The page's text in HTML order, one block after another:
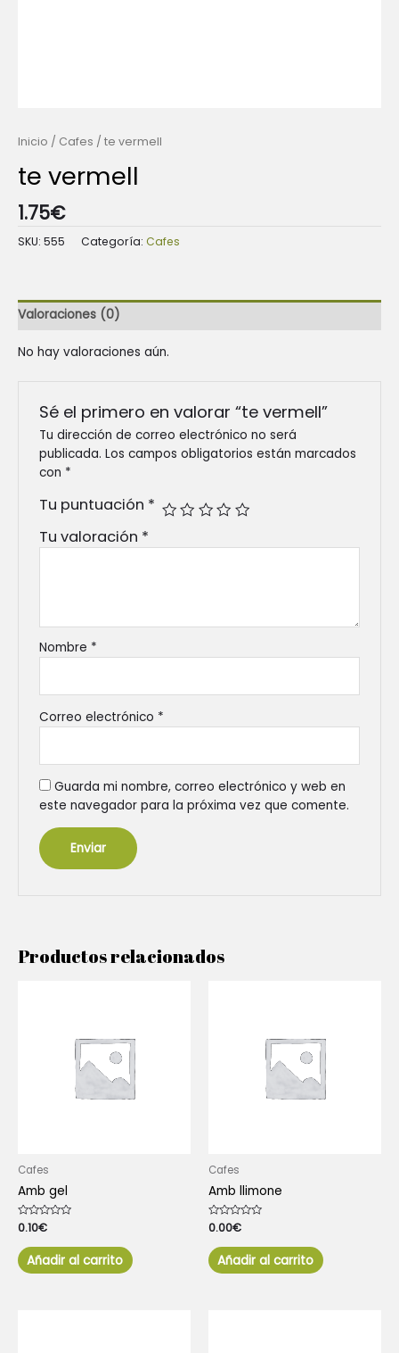
Inicio / Cafes / te vermell
te vermell
1.75€
SKU: 555 Categoría: Cafes
Valoraciones (0)
No hay valoraciones aún.
Sé el primero en valorar “te vermell”
Tu dirección de correo electrónico no será
publicada. Los campos obligatorios están marcados
con *
Tu puntuación *
Tu valoración *
Nombre *
Correo electrónico *
Guarda mi nombre, correo electrónico y web en
este navegador para la próxima vez que comente.
Productos relacionados
Cafes
Amb gel
Valorado
con
de
5
0.10€
Añadir al carrito
Cafes
Amb llimone
Valorado
con
de
5
0.00€
Añadir al carrito